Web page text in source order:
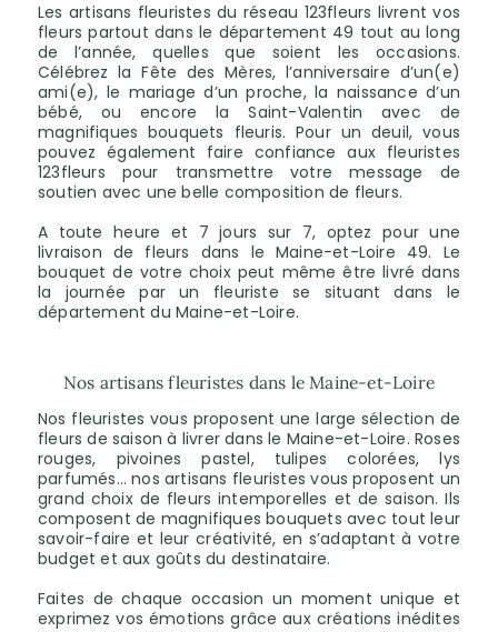
Les artisans fleuristes du réseau 123fleurs livrent vos
fleurs partout dans le département 49 tout au long
de l’année, quelles que soient les occasions.
Célébrez la Fête des Mères, l’anniversaire d’un(e)
ami(e), le mariage d’un proche, la naissance d’un
bébé, ou encore la Saint-Valentin avec de
magnifiques bouquets fleuris. Pour un deuil, vous
pouvez également faire confiance aux fleuristes
123fleurs pour transmettre votre message de
soutien avec une belle composition de fleurs.
A toute heure et 7 jours sur 7, optez pour une
livraison de fleurs dans le Maine-et-Loire 49. Le
bouquet de votre choix peut même être livré dans
la journée par un fleuriste se situant dans le
département du Maine-et-Loire.
Nos artisans fleuristes dans le Maine-et-Loire
Nos fleuristes vous proposent une large sélection de
fleurs de saison à livrer dans le Maine-et-Loire. Roses
rouges, pivoines pastel, tulipes colorées, lys
parfumés… nos artisans fleuristes vous proposent un
grand choix de fleurs intemporelles et de saison. Ils
composent de magnifiques bouquets avec tout leur
savoir-faire et leur créativité, en s’adaptant à votre
budget et aux goûts du destinataire.
Faites de chaque occasion un moment unique et
exprimez vos émotions grâce aux créations inédites